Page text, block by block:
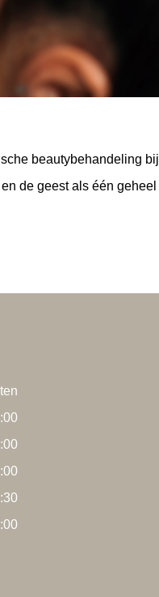
beautybehandeling bij
de geest als één geheel